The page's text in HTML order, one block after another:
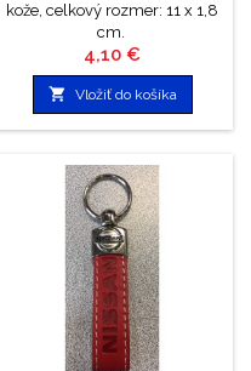
kože, celkový rozmer: 11 x 1,8
cm.
Cena
4,10 €
 Vložiť do košíka